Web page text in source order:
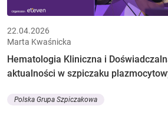
22.04.2026
Marta Kwaśnicka
Hematologia Kliniczna i
aktualności w szpiczaku
Polska Grupa Szpiczakowa